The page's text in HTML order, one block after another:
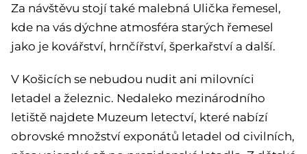
Za návštěvu stojí také malebná Ulička řemesel,
kde na vás dýchne atmosféra starých řemesel
jako je kovářství, hrnčířství, šperkařství a další.
V Košicích se nebudou nudit ani milovníci
letadel a železnic. Nedaleko mezinárodního
letiště najdete Muzeum letectví, které nabízí
obrovské množství exponátů letadel od civilních,